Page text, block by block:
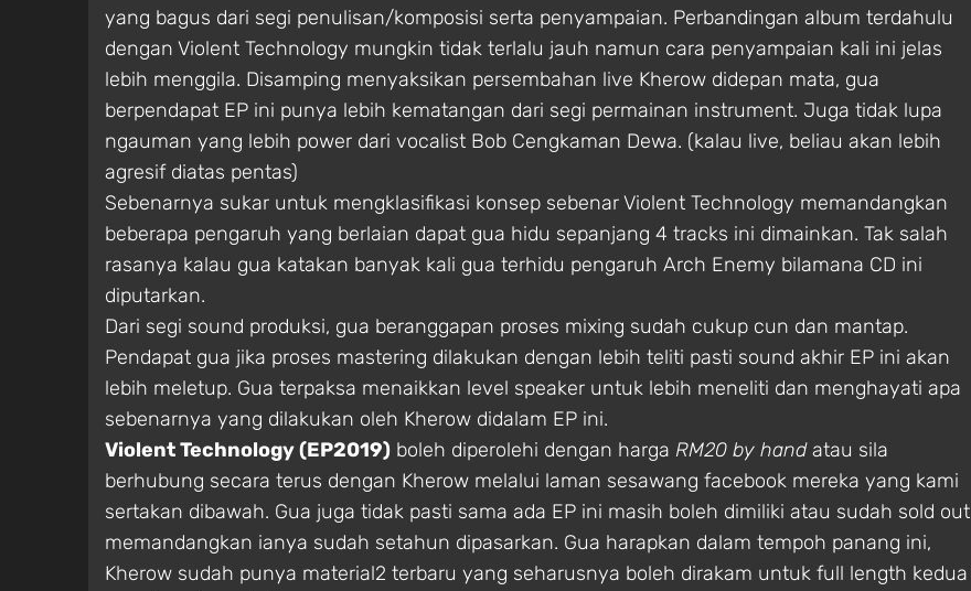
yang bagus dari segi penulisan/komposisi serta penyampaian. Perbandingan album terdahulu
dengan Violent Technology mungkin tidak terlalu jauh namun cara penyampaian kali ini jelas
lebih menggila. Disamping menyaksikan persembahan live Kherow didepan mata, gua
berpendapat EP ini punya lebih kematangan dari segi permainan instrument. Juga tidak lupa
ngauman yang lebih power dari vocalist Bob Cengkaman Dewa. (kalau live, beliau akan lebih
agresif diatas pentas)
Sebenarnya sukar untuk mengklasifikasi konsep sebenar Violent Technology memandangkan
beberapa pengaruh yang berlaian dapat gua hidu sepanjang 4 tracks ini dimainkan. Tak salah
rasanya kalau gua katakan banyak kali gua terhidu pengaruh Arch Enemy bilamana CD ini
diputarkan.
Dari segi sound produksi, gua beranggapan proses mixing sudah cukup cun dan mantap.
Pendapat gua jika proses mastering dilakukan dengan lebih teliti pasti sound akhir EP ini akan
lebih meletup. Gua terpaksa menaikkan level speaker untuk lebih meneliti dan menghayati apa
sebenarnya yang dilakukan oleh Kherow didalam EP ini.
Violent Technology (EP2019)boleh diperolehi dengan harga RM20 by handatau sila
berhubung secara terus dengan Kherow melalui laman sesawang facebook mereka yang kami
sertakan dibawah. Gua juga tidak pasti sama ada EP ini masih boleh dimiliki atau sudah sold out
memandangkan ianya sudah setahun dipasarkan. Gua harapkan dalam tempoh panang ini,
Kherow sudah punya material2 terbaru yang seharusnya boleh dirakam untuk full length kedua